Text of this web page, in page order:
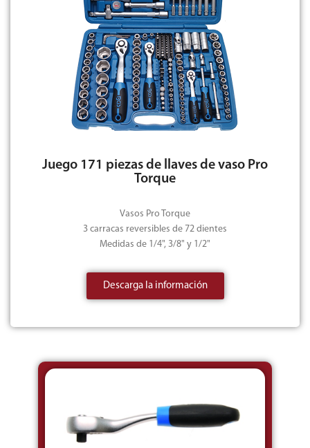
Juego 171 piezas de llaves de vaso Pro
Torque
Vasos Pro Torque
3 carracas reversibles de 72 dientes
Medidas de 1/4", 3/8" y 1/2"
Descarga la información